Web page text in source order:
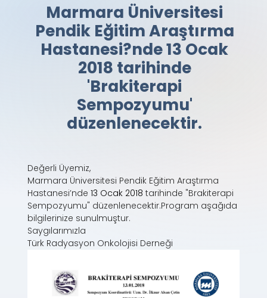
Marmara Üniversitesi
Pendik Eğitim Araştırma
Hastanesi?nde 13 Ocak
2018 tarihinde
'Brakiterapi
Sempozyumu'
düzenlenecektir.
Değerli Üyemiz,
Marmara Üniversitesi Pendik Eğitim Araştırma
Hastanesi’nde13 Ocak 2018 tarihinde "Brakiterapi
Sempozyumu" düzenlenecektir.Program aşağıda
bilgilerinize sunulmuştur.
Saygılarımızla
Türk Radyasyon Onkolojisi Derneği